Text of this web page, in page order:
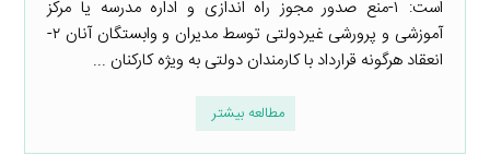
است: ۱-منع صدور مجوز راه اندازی و اداره مدرسه یا مرکز
آموزشی و پرورشی غیردولتی توسط مدیران و وابستگان آنان ۲-
انعقاد هرگونه قرارداد با کارمندان دولتی به ویژه کارکنان ...
مطالعه بیشتر